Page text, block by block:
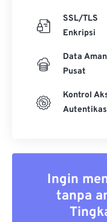
SSL/TLS
Enkripsi
Data Aman
Pusat
Kontrol
Ingin
tanpa